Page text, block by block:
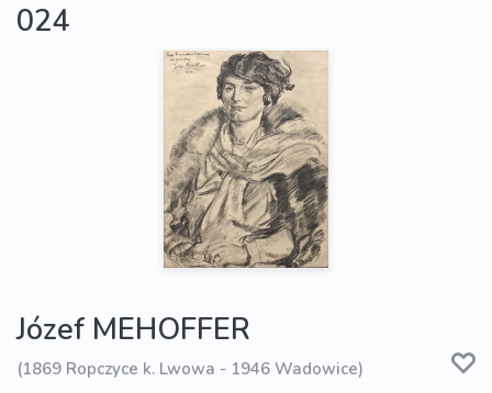
024
Józef MEHOFFER
(1869 Ropczyce k. Lwowa - 1946 Wadowice)